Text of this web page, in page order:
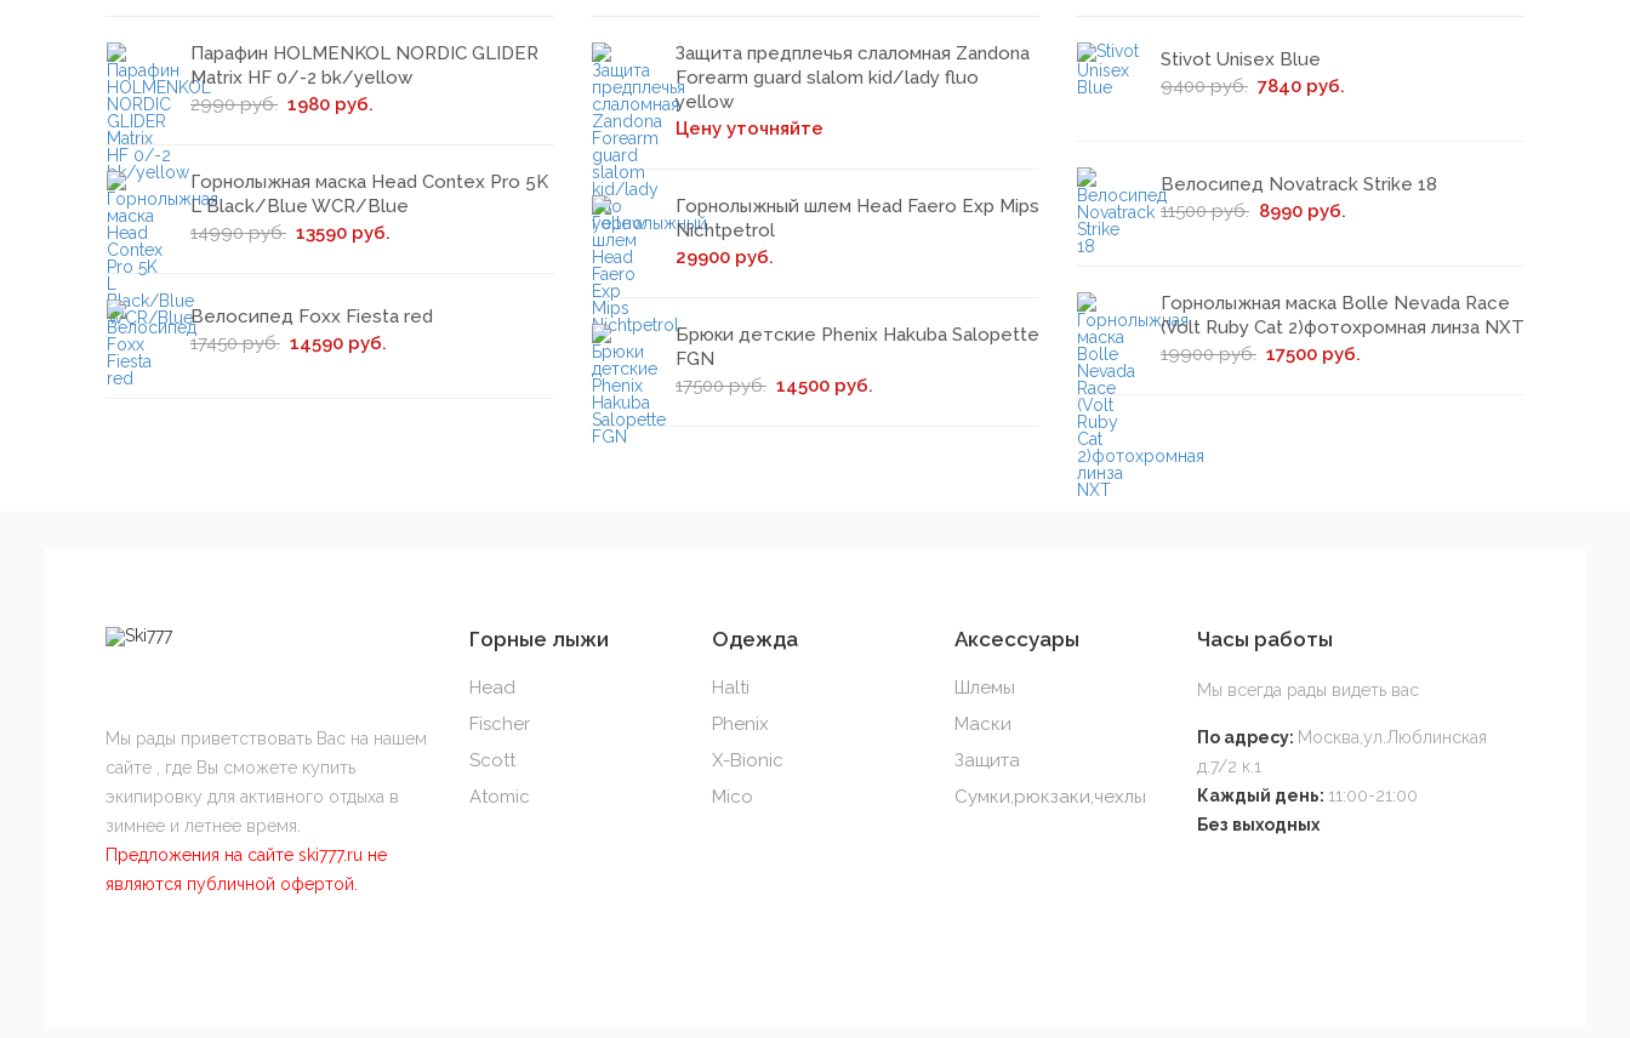
Парафин HOLMENKOL NORDIC GLIDER
Matrix HF 0/-2 bk/yellow
2990 руб. 1980 руб.
Горнолыжная маска Head Contex Pro 5K
L Black/Blue WCR/Blue
14990 руб. 13590 руб.
Велосипед Foxx Fiesta red
17450 руб. 14590 руб.
Защита предплечья слаломная Zandona
Forearm guard slalom kid/lady fluo
yellow
Цену уточняйте
Горнолыжный шлем Head Faero Exp Mips
Nichtpetrol
29900 руб.
Брюки детские Phenix Hakuba Salopette
FGN
17500 руб. 14500 руб.
Stivot Unisex Blue
9400 руб. 7840 руб.
Велосипед Novatrack Strike 18
11500 руб. 8990 руб.
Горнолыжная маска Bolle Nevada Race
(Volt Ruby Cat 2)фотохромная линза NXT
19900 руб. 17500 руб.
Мы рады приветствовать Вас на нашем
сайте , где Вы сможете купить
экипировку для активного отдыха в
зимнее и летнее время.
Предложения на сайте ski777.ru не
являются публичной офертой.
Горные лыжи
Head
Fischer
Scott
Atomic
Одежда
Halti
Phenix
X-Bionic
Mico
Аксессуары
Шлемы
Маски
Защита
Сумки,рюкзаки,чехлы
Часы работы
Мы всегда рады видеть вас
По адресу: Москва,ул.Люблинская
д.7/2 к.1
Каждый день: 11:00-21:00
Без выходных